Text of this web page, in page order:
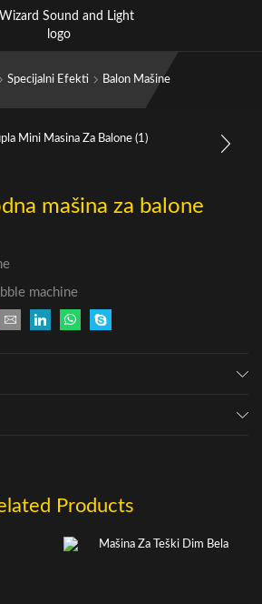
Specijalni Efekti Balon Mašine
mašina za balone
machine
Products